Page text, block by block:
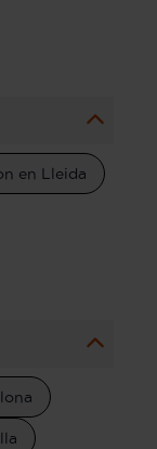
en Lleida